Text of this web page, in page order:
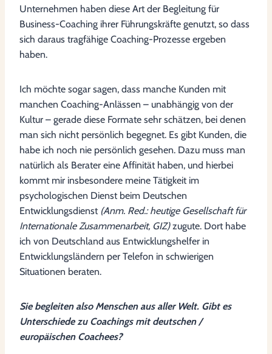
Unternehmen haben diese Art der Begleitung für
Business-Coaching ihrer Führungskräfte genutzt, so dass
sich daraus tragfähige Coaching-Prozesse ergeben
haben.
Ich möchte sogar sagen, dass manche Kunden mit
manchen Coaching-Anlässen – unabhängig von der
Kultur – gerade diese Formate sehr schätzen, bei denen
man sich nicht persönlich begegnet. Es gibt Kunden, die
habe ich noch nie persönlich gesehen. Dazu muss man
natürlich als Berater eine Affinität haben, und hierbei
kommt mir insbesondere meine Tätigkeit im
psychologischen Dienst beim Deutschen
Entwicklungsdienst (Anm. Red.: heutige Gesellschaft für
Internationale Zusammenarbeit, GIZ)zugute. Dort habe
ich von Deutschland aus Entwicklungshelfer in
Entwicklungsländern per Telefon in schwierigen
Situationen beraten.
Sie begleiten also Menschen aus aller Welt. Gibt es
Unterschiede zu Coachings mit deutschen /
europäischen Coachees?